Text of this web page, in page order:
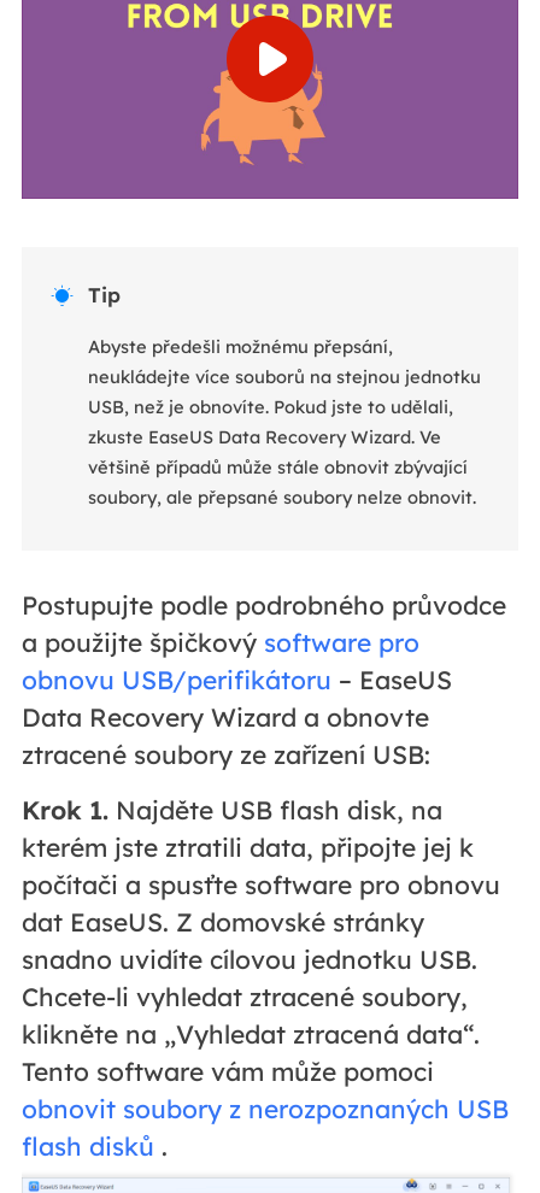
 Tip
Abyste předešli možnému přepsání,
neukládejte více souborů na stejnou jednotku
USB, než je obnovíte. Pokud jste to udělali,
zkuste EaseUS Data Recovery Wizard. Ve
většině případů může stále obnovit zbývající
soubory, ale přepsané soubory nelze obnovit.
Postupujte podle podrobného průvodce
a použijte špičkový software pro
obnovu USB/perifikátoru – EaseUS
Data Recovery Wizard a obnovte
ztracené soubory ze zařízení USB:
Krok 1.Najděte USB flash disk, na
kterém jste ztratili data, připojte jej k
počítači a spusťte software pro obnovu
dat EaseUS. Z domovské stránky
snadno uvidíte cílovou jednotku USB.
Chcete-li vyhledat ztracené soubory,
klikněte na „Vyhledat ztracená data“.
Tento software vám může pomoci
obnovit soubory z nerozpoznaných USB
flash disků .